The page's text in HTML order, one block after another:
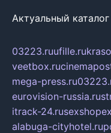
Актуальный
03223.ruufille.ru
veetbox.ru
mega-press.ru
eurovision-russia.ru
itrack-24.ru
alabuga-cityhotel.ru